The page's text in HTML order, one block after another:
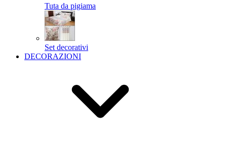
Tuta da pigiama
Set decorativi
DECORAZIONI